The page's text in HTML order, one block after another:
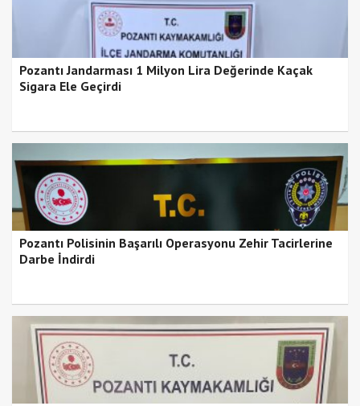
Pozantı Jandarması 1 Milyon Lira Değerinde Kaçak
Sigara Ele Geçirdi
Pozantı Polisinin Başarılı Operasyonu Zehir Tacirlerine
Darbe İndirdi